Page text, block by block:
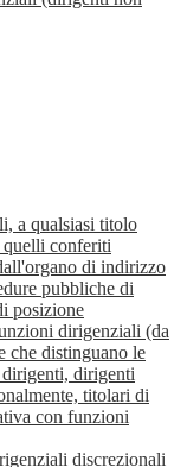
a qualsiasi titolo
conferiti
di indirizzo
pubbliche di
posizione
dirigenziali (da
che distinguano le
dirigenti
titolari di
con funzioni
discrezionali